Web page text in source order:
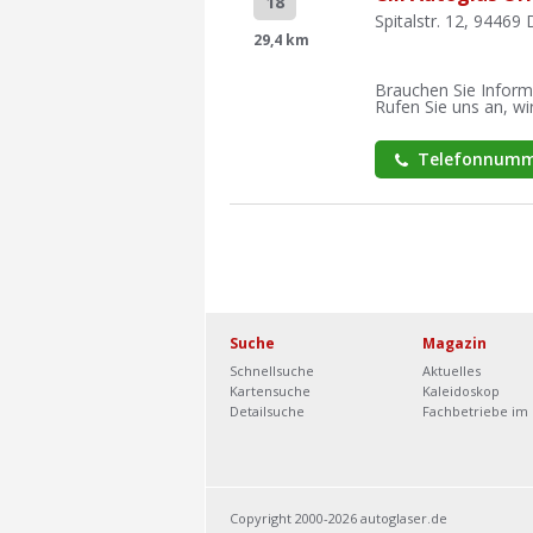
29,4 km
Spitalstr. 12, 94469
Brauchen Sie
Rufen Sie uns an,
Suche
Schnellsuche
Kartensuche
Detailsuche
Magazin
Aktuelles
Kaleidoskop
Fachbetriebe im
Copyright 2000-2026 autoglaser.de